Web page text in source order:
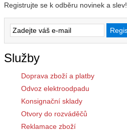
Registrujte se k odběru novinek a slev!
Služby
Doprava zboží a platby
Odvoz elektroodpadu
Konsignační sklady
Otvory do rozváděčů
Reklamace zboží